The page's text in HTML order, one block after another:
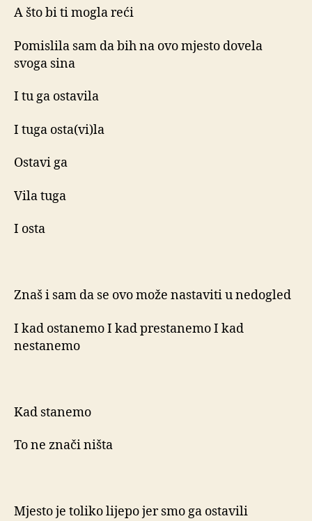
A što bi ti mogla reći
Pomislila sam da bih na ovo mjesto dovela
svoga sina
I tu ga ostavila
I tuga osta(vi)la
Ostavi ga
Vila tuga
I osta
Znaš i sam da se ovo može nastaviti u nedogled
I kad ostanemo I kad prestanemo I kad
nestanemo
Kad stanemo
To ne znači ništa
Mjesto je toliko lijepo jer smo ga ostavili